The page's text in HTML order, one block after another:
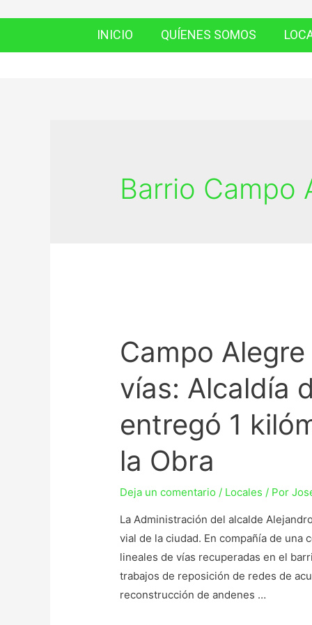
INICIO QUÍENES SOMOS
Barrio Campo
Campo
vías: Alcaldía
entregó 1
la Obra
Deja un comentario / Locales / Por
La Administración del alcalde
vial de la ciudad. En compañía de
lineales de vías recuperadas en el
trabajos de reposición de redes de
reconstrucción de andenes …